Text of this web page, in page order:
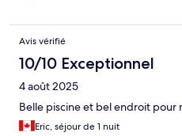
Avis vérifié
10/10 Exceptionnel
4 août 2025
Belle piscine et bel endroit pour
Eric, séjour de 1 nuit